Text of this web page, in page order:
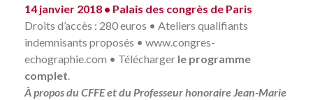
14 janvier 2018 • Palais des congrès de Paris
Droits d’accès : 280 euros • Ateliers qualifiants
indemnisants proposés • www.congres-
echographie.com • Télécharger le programme
complet.
À propos du CFFE et du Professeur honoraire Jean-Marie